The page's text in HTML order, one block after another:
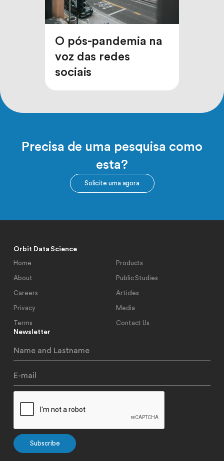
O pós-pandemia na
voz das redes
sociais
Precisa de uma pesquisa como
esta?
Solicite uma agora
Orbit Data Science
Home Products
About Public Studies
Careers Articles
Privacy Media
Terms Contact Us
Newsletter